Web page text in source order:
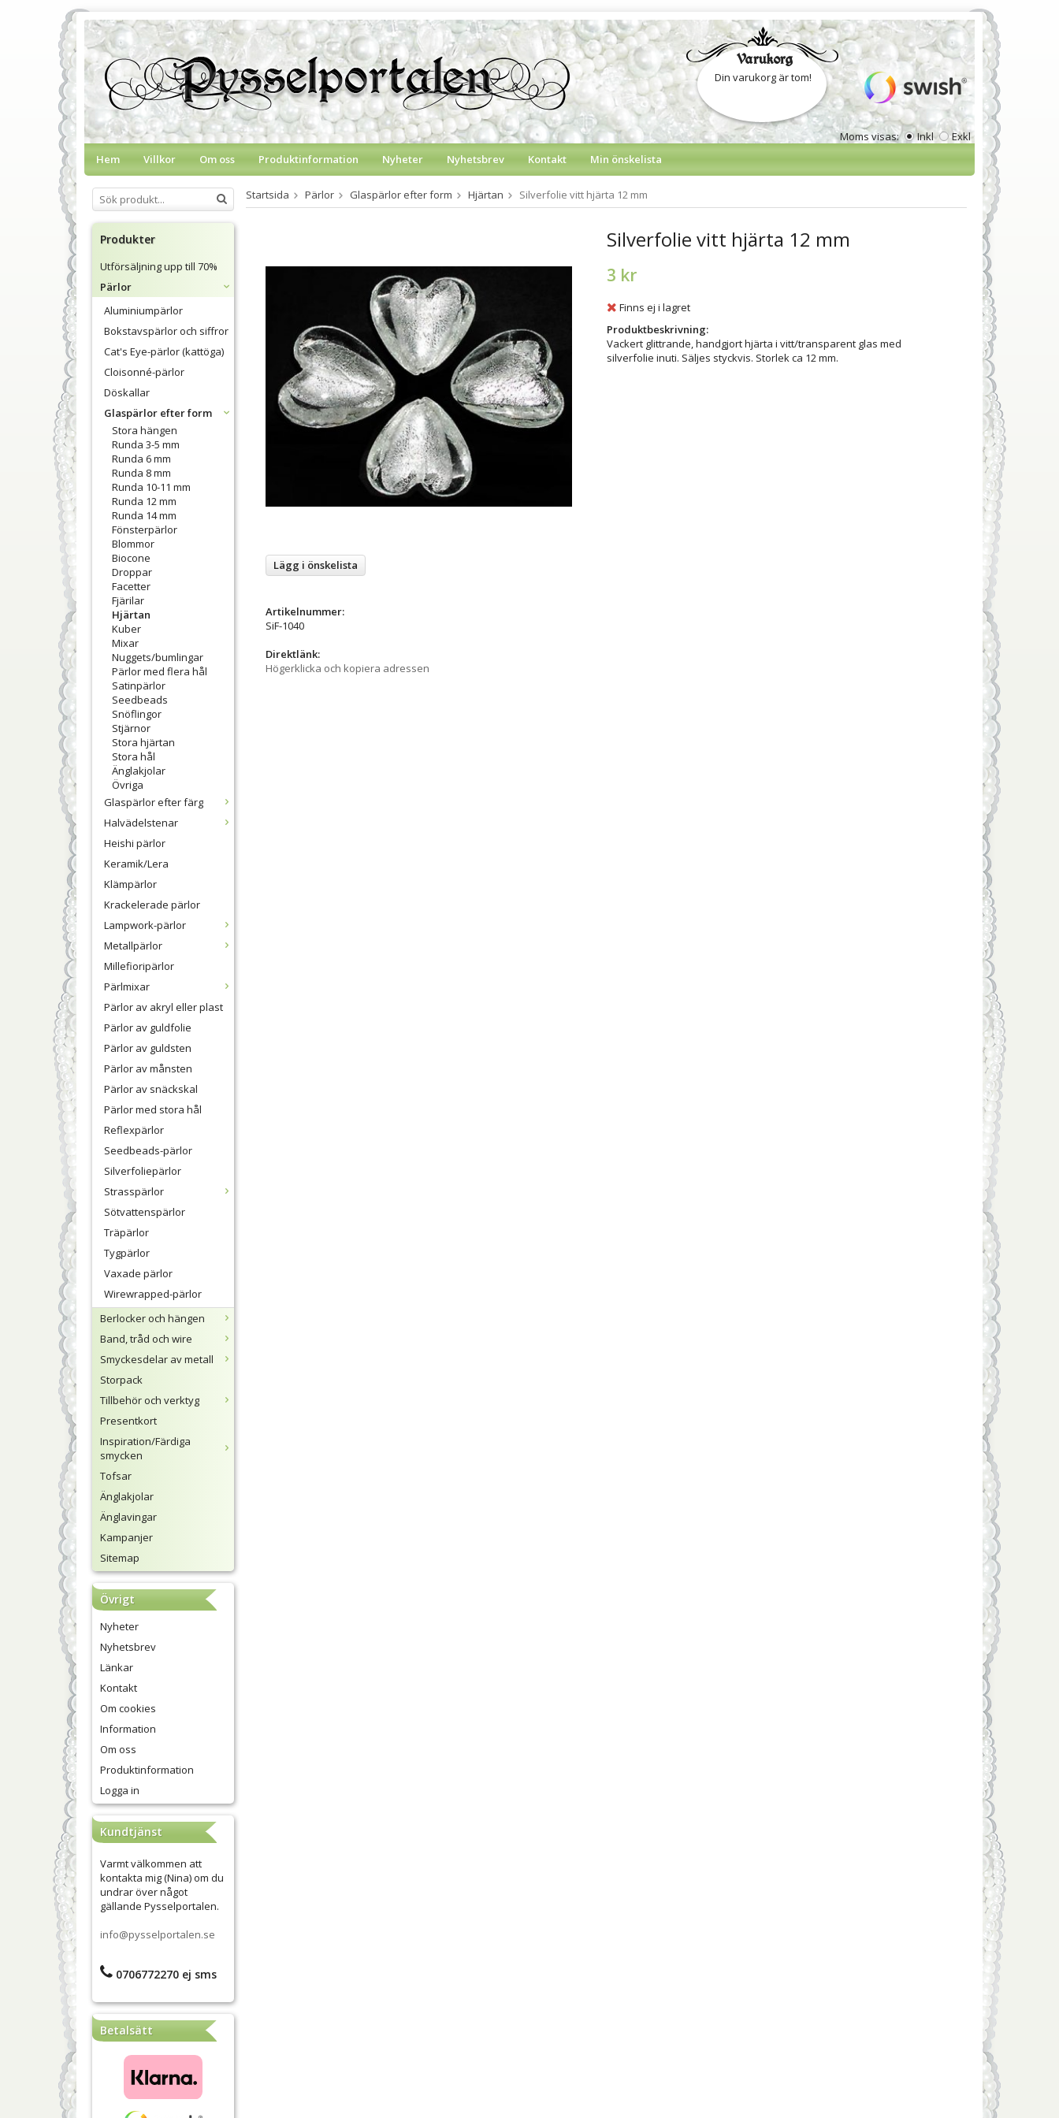
Moms visas: Inkl Exkl
Varukorg
Din varukorg är tom!
Hem Villkor Om oss Produktinformation Nyheter Nyhetsbrev Kontakt Min önskelista
Produkter
Utförsäljning upp till 70%
Pärlor
Aluminiumpärlor
Bokstavspärlor och siffror
Cat's Eye-pärlor (kattöga)
Cloisonné-pärlor
Döskallar
Glaspärlor efter form
Stora hängen
Runda 3-5 mm
Runda 6 mm
Runda 8 mm
Runda 10-11 mm
Runda 12 mm
Runda 14 mm
Fönsterpärlor
Blommor
Biocone
Droppar
Facetter
Fjärilar
Hjärtan
Kuber
Mixar
Nuggets/bumlingar
Pärlor med flera hål
Satinpärlor
Seedbeads
Snöflingor
Stjärnor
Stora hjärtan
Stora hål
Änglakjolar
Övriga
Glaspärlor efter färg
Halvädelstenar
Heishi pärlor
Keramik/Lera
Klämpärlor
Krackelerade pärlor
Lampwork-pärlor
Metallpärlor
Millefioripärlor
Pärlmixar
Pärlor av akryl eller plast
Pärlor av guldfolie
Pärlor av guldsten
Pärlor av månsten
Pärlor av snäckskal
Pärlor med stora hål
Reflexpärlor
Seedbeads-pärlor
Silverfoliepärlor
Strasspärlor
Sötvattenspärlor
Träpärlor
Tygpärlor
Vaxade pärlor
Wirewrapped-pärlor
Berlocker och hängen
Band, tråd och wire
Smyckesdelar av metall
Storpack
Tillbehör och verktyg
Presentkort
Inspiration/Färdiga
smycken
Tofsar
Änglakjolar
Änglavingar
Kampanjer
Sitemap
Övrigt
Nyheter
Nyhetsbrev
Länkar
Kontakt
Om cookies
Information
Om oss
Produktinformation
Logga in
Kundtjänst
Varmt välkommen att
kontakta mig (Nina) om du
undrar över något
gällande Pysselportalen.
info@pysselportalen.se
0706772270 ej sms
Betalsätt
Startsida Pärlor Glaspärlor efter form Hjärtan Silverfolie vitt hjärta 12 mm
Silverfolie vitt hjärta 12 mm
3 kr
Finns ej i lagret
Produktbeskrivning:
Vackert glittrande, handgjort hjärta i vitt/transparent glas med
silverfolie inuti. Säljes styckvis. Storlek ca 12 mm.
Lägg i önskelista
Artikelnummer:
SiF-1040
Direktlänk:
Högerklicka och kopiera adressen